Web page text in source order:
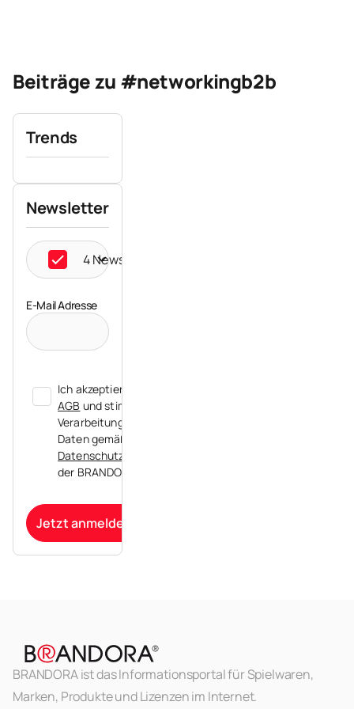
Beiträge zu #networkingb2b
Trends
Newsletter
4 Newsletter ausgewählt
E-Mail Adresse
Ich akzeptiere die
AGB und stimme der
Verarbeitung meiner
Daten gemäß der
Datenschutzerklärung
der BRANDORA zu.
Jetzt anmelden
BRANDORA ist das Informationsportal für Spielwaren,
Marken, Produkte und Lizenzen im Internet.